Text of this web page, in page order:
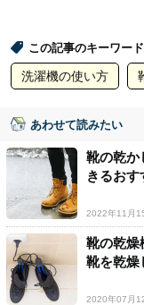
この記事のキーワード
洗濯機の使い方
あわせて読みたい
靴の乾か
きるおす
2022年11月
靴の乾燥
靴を乾燥
2020年07月